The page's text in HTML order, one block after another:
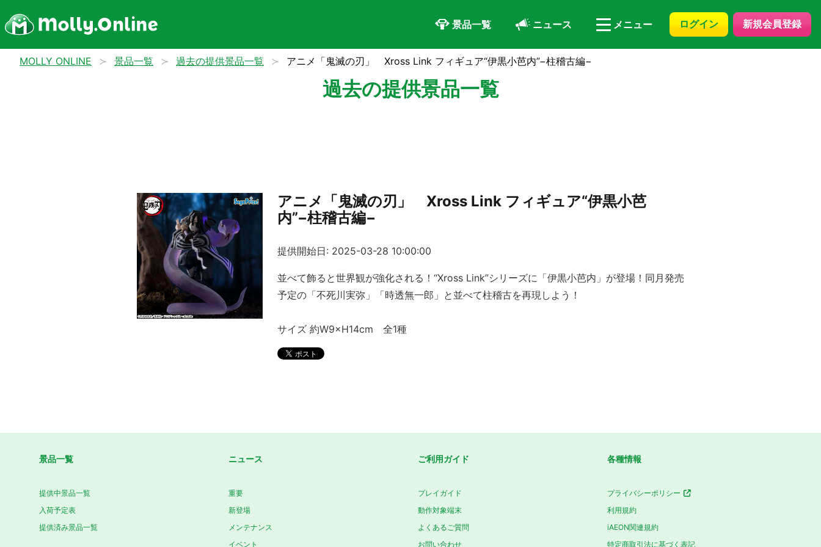
景品一覧 ニュース メニュー ログイン 新規会員登録
MOLLY ONLINE 景品一覧 過去の提供景品一覧 アニメ「鬼滅の刃」 Xross Link フィギュア“伊黒小芭内”−柱稽古編−
過去の提供景品一覧
アニメ「鬼滅の刃」 Xross Link フィギュア“伊黒小芭
内”−柱稽古編−
提供開始日: 2025-03-28 10:00:00
並べて飾ると世界観が強化される！“Xross Link”シリーズに「伊黒小芭内」が登場！同月発売
予定の「不死川実弥」「時透無一郎」と並べて柱稽古を再現しよう！
サイズ 約W9×H14cm 全1種
景品一覧
提供中景品一覧
入荷予定表
提供済み景品一覧
ニュース
重要
新登場
メンテナンス
イベント
ご利用ガイド
プレイガイド
動作対象端末
よくあるご質問
お問い合わせ
各種情報
プライバシーポリシー
利用規約
iAEON関連規約
特定商取引法に基づく表記